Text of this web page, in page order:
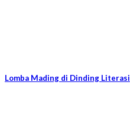
Lomba Mading di Dinding Literasi